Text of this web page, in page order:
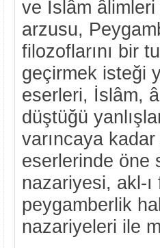
ve İslâm
arzusu,
filozoflarını bir
geçirmek isteği
eserleri, İslâm,
düştüğü
varıncaya
eserlerinde öne
nazariyesi, akl-
peygamberlik
nazariyeleri ile